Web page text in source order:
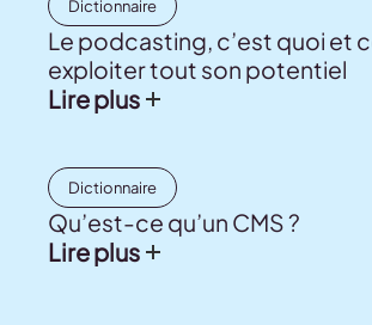
Dictionnaire
Le podcasting, c’est quoi et
exploiter tout son potentiel
Lire plus
Dictionnaire
Qu’est-ce qu’un CMS ?
Lire plus